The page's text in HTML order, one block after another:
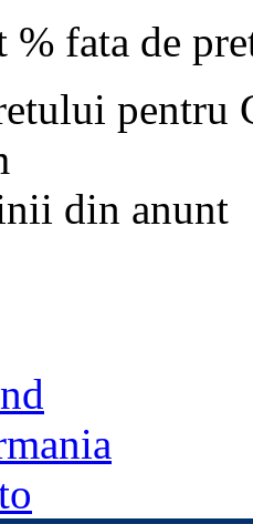
% fata de
pentru
din anunt